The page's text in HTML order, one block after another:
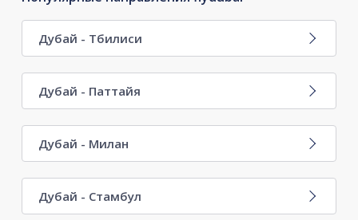
Дубай - Тбилиси
Дубай - Паттайя
Дубай - Милан
Дубай - Стамбул